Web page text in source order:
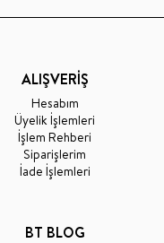
ALIŞVERİŞ
Hesabım
Üyelik İşlemleri
İşlem Rehberi
Siparişlerim
İade İşlemleri
BT BLOG